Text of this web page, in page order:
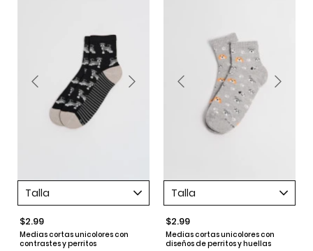
Talla
$2.99
Medias cortas unicolores con
contrastes y perritos
Talla
$2.99
Medias cortas unicolores con
diseños de perritos y huellas